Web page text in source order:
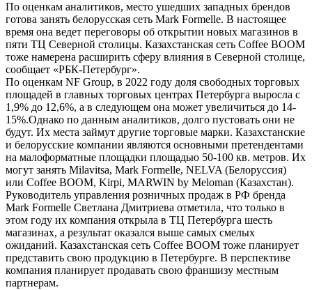
По оценкам аналитиков, место ушедших западных брендов
готова занять белорусская сеть Mark Formelle. В настоящее
время она ведет переговоры об открытии новых магазинов в
пяти ТЦ Северной столицы. Казахстанская сеть Coffee BOOM
тоже намерена расширить сферу влияния в Северной столице,
сообщает «РБК-Петербург».
По оценкам NF Group, в 2022 году доля свободных торговых
площадей в главных торговых центрах Петербурга выросла с
1,9% до 12,6%, а в следующем она может увеличиться до 14-
15%.Однако по данным аналитиков, долго пустовать они не
будут. Их места займут другие торговые марки. Казахстанские
и белорусские компании являются основными претендентами
на малоформатные площадки площадью 50-100 кв. метров. Их
могут занять Milavitsa, Mark Formelle, NELVA (Белоруссия)
или Coffee BOOM, Kirpi, MARWIN by Meloman (Казахстан).
Руководитель управления розничных продаж в РФ бренда
Mark Formelle Светлана Дмитриева отметила, что только в
этом году их компания открыла в ТЦ Петербурга шесть
магазинах, а результат оказался выше самых смелых
ожиданий. Казахстанская сеть Coffee BOOM тоже планирует
представить свою продукцию в Петербурге. В перспективе
компания планирует продавать свою франшизу местным
партнерам.